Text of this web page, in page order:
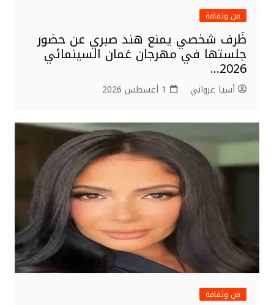
فن وثقافة
ظَرف شخصي يمنع هند صبري عن حضور
جلستها في مهرجان عَمان السينمائي
2026…
أسيا غرواني 1 أغسطس 2026
فن وثقافة